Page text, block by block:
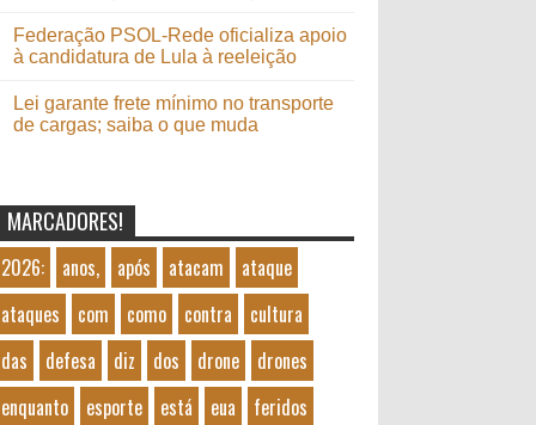
Federação PSOL-Rede oficializa apoio
à candidatura de Lula à reeleição
Lei garante frete mínimo no transporte
de cargas; saiba o que muda
MARCADORES!
2026: anos, após atacam
ataque
ataques
com como contra
cultura
das
defesa diz dos drone
drones
enquanto
esporte está eua
feridos